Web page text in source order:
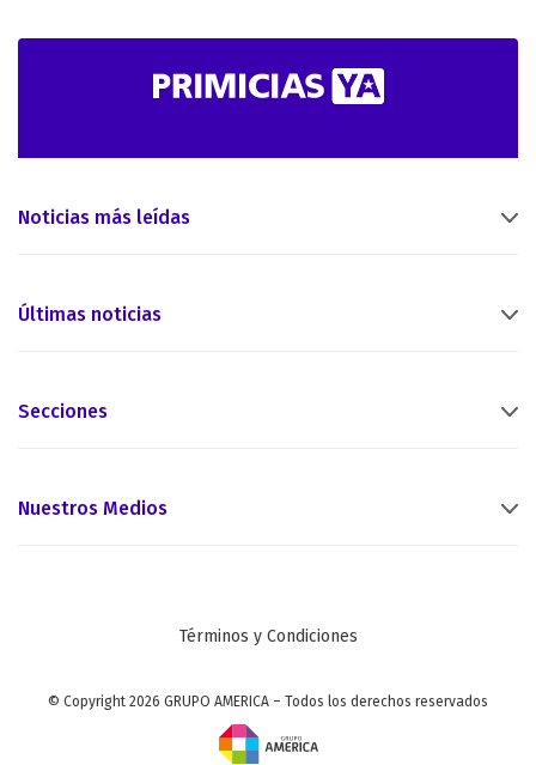
Noticias más leídas
Últimas noticias
Secciones
Nuestros Medios
Términos y Condiciones
© Copyright 2026 GRUPO AMERICA – Todos los derechos reservados